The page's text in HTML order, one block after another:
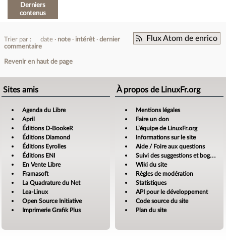
Derniers
contenus
Flux Atom de enrico
Trier par : date note intérêt
dernier
commentaire
Revenir en haut de page
Sites amis
Agenda du Libre
April
Éditions D-BookeR
Éditions Diamond
Éditions Eyrolles
Éditions ENI
En Vente Libre
Framasoft
La Quadrature du Net
Lea-Linux
Open Source Initiative
Imprimerie Grafik Plus
À propos de LinuxFr.org
Mentions légales
Faire un don
L’équipe de LinuxFr.org
Informations sur le site
Aide / Foire aux questions
Suivi des suggestions et bogues
Wiki du site
Règles de modération
Statistiques
API pour le développement
Code source du site
Plan du site